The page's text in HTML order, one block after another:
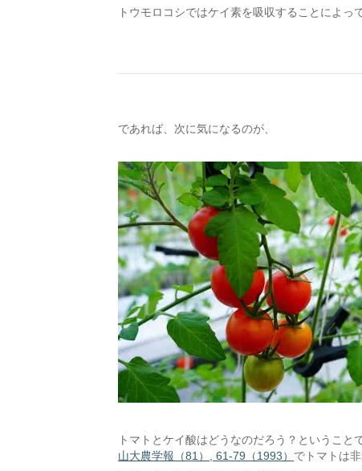
トウモロコシではケイ素を吸収することによっ
であれば、次に気になるのが、
トマトとケイ酸はどうなのだろう？ということ
山大農学報（81）, 61-79（1993） でトマトは